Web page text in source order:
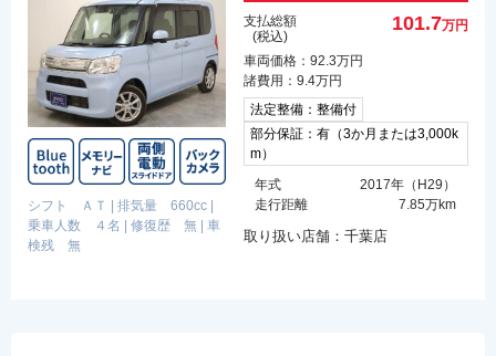
シフト ＡＴ 排気量 660cc
乗車人数 ４名
修復歴 無
車
検残 無
支払総額
(税込)
101.7万円
車両価格：92.3万円
諸費用：9.4万円
法定整備：整備付
部分保証：有（3か月または3,000k
m）
年式
2017年（H29）
走行距離
7.85万km
取り扱い店舗：千葉店